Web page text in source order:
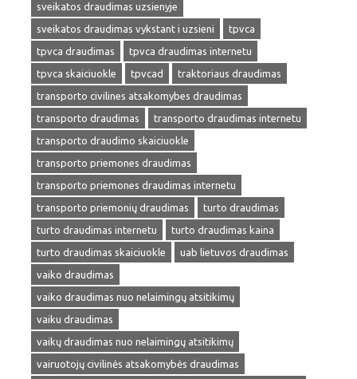
sveikatos draudimas uzsienyje
sveikatos draudimas vykstant i uzsieni
tpvca
tpvca draudimas
tpvca draudimas internetu
tpvca skaiciuokle
tpvcad
traktoriaus draudimas
transporto civilines atsakomybes draudimas
transporto draudimas
transporto draudimas internetu
transporto draudimo skaiciuokle
transporto priemones draudimas
transporto priemones draudimas internetu
transporto priemonių draudimas
turto draudimas
turto draudimas internetu
turto draudimas kaina
turto draudimas skaiciuokle
uab lietuvos draudimas
vaiko draudimas
vaiko draudimas nuo nelaimingų atsitikimų
vaiku draudimas
vaikų draudimas nuo nelaimingų atsitikimų
vairuotojų civilinės atsakomybės draudimas